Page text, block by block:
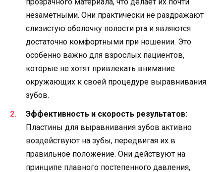
незаметными. Они практически не раздражают
слизистую оболочку полости рта и являются
достаточно комфортными при ношении. Это
особенно важно для взрослых пациентов,
которые не хотят привлекать внимание
окружающих к своей процедуре выравнивания
зубов.
Эффективность и скорость результатов:
Пластины для выравнивания зубов активно
воздействуют на зубы, передвигая их в
правильное положение. Они действуют на
принципе плавного постепенного давления,